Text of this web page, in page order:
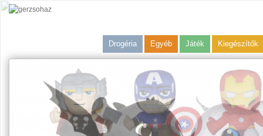
Drogéria Egyéb Játék Kiegészítők